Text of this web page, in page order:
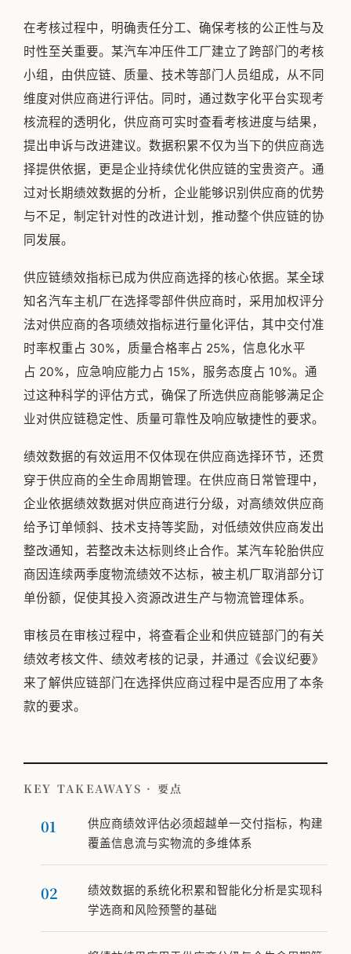
在考核过程中，明确责任分工、确保考核的公正性与及
时性至关重要。某汽车冲压件工厂建立了跨部门的考核
小组，由供应链、质量、技术等部门人员组成，从不同
维度对供应商进行评估。同时，通过数字化平台实现考
核流程的透明化，供应商可实时查看考核进度与结果，
提出申诉与改进建议。数据积累不仅为当下的供应商选
择提供依据，更是企业持续优化供应链的宝贵资产。通
过对长期绩效数据的分析，企业能够识别供应商的优势
与不足，制定针对性的改进计划，推动整个供应链的协
同发展。
供应链绩效指标已成为供应商选择的核心依据。某全球
知名汽车主机厂在选择零部件供应商时，采用加权评分
法对供应商的各项绩效指标进行量化评估，其中交付准
时率权重占 30%，质量合格率占 25%，信息化水平
占 20%，应急响应能力占 15%，服务态度占 10%。通
过这种科学的评估方式，确保了所选供应商能够满足企
业对供应链稳定性、质量可靠性及响应敏捷性的要求。
绩效数据的有效运用不仅体现在供应商选择环节，还贯
穿于供应商的全生命周期管理。在供应商日常管理中，
企业依据绩效数据对供应商进行分级，对高绩效供应商
给予订单倾斜、技术支持等奖励，对低绩效供应商发出
整改通知，若整改未达标则终止合作。某汽车轮胎供应
商因连续两季度物流绩效不达标，被主机厂取消部分订
单份额，促使其投入资源改进生产与物流管理体系。
审核员在审核过程中，将查看企业和供应链部门的有关
绩效考核文件、绩效考核的记录，并通过《会议纪要》
来了解供应链部门在选择供应商过程中是否应用了本条
款的要求。
KEY TAKEAWAYS · 要点
供应商绩效评估必须超越单一交付指标，构建
覆盖信息流与实物流的多维体系
绩效数据的系统化积累和智能化分析是实现科
学选商和风险预警的基础